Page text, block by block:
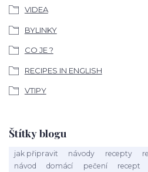
VIDEA
BYLINKY
CO JE ?
RECIPES IN ENGLISH
VTIPY
Štítky blogu
jak připravit návody recepty
návod
domácí pečení recept